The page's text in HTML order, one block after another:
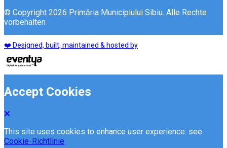
© Copyright 2026 Primăria Municipiului Sibiu. Alle Rechte
vorbehalten
❤️ Designed, built, maintained & hosted by
Accept Cookies
This site uses cookies to enhance user experience. see
Cookie-Richtlinie